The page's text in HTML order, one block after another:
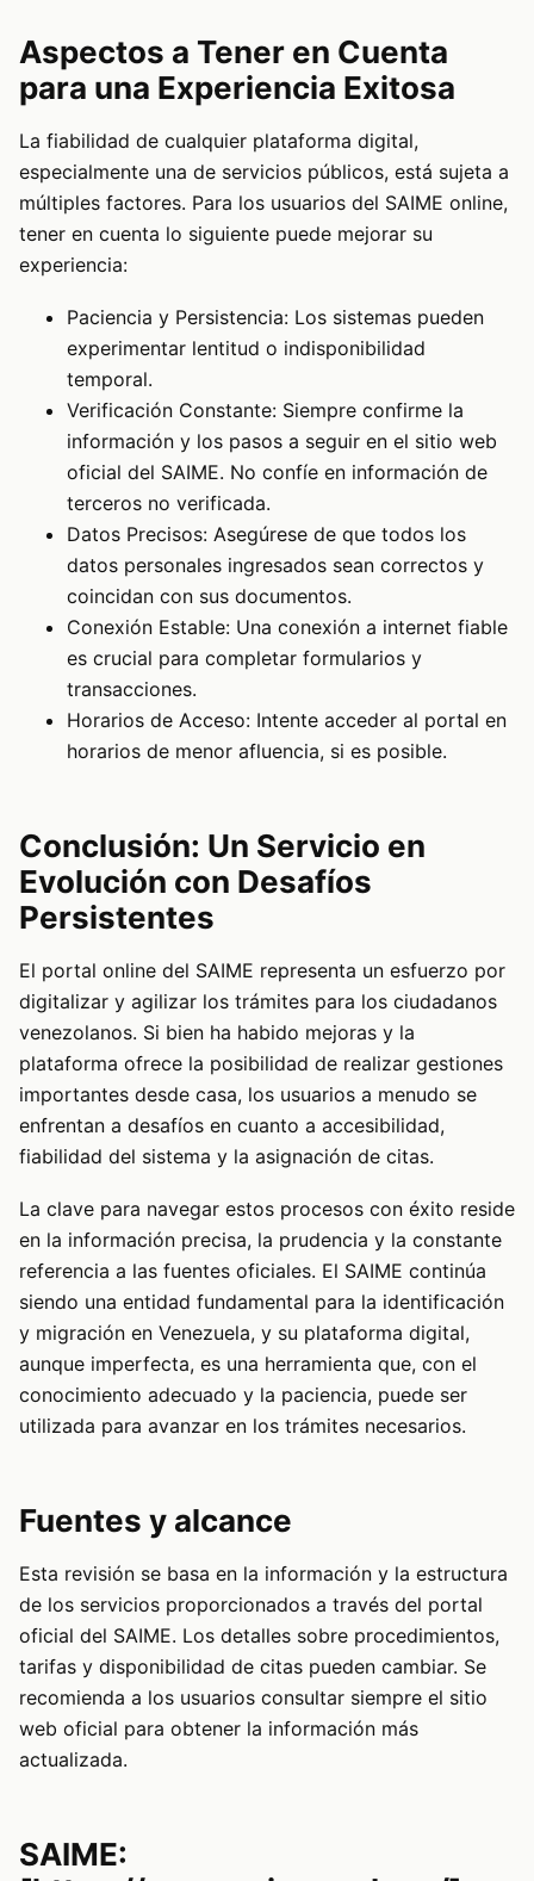
Aspectos a Tener en Cuenta
para una Experiencia Exitosa
La fiabilidad de cualquier plataforma digital,
especialmente una de servicios públicos, está sujeta a
múltiples factores. Para los usuarios del SAIME online,
tener en cuenta lo siguiente puede mejorar su
experiencia:
Paciencia y Persistencia: Los sistemas pueden
experimentar lentitud o indisponibilidad
temporal.
Verificación Constante: Siempre confirme la
información y los pasos a seguir en el sitio web
oficial del SAIME. No confíe en información de
terceros no verificada.
Datos Precisos: Asegúrese de que todos los
datos personales ingresados sean correctos y
coincidan con sus documentos.
Conexión Estable: Una conexión a internet fiable
es crucial para completar formularios y
transacciones.
Horarios de Acceso: Intente acceder al portal en
horarios de menor afluencia, si es posible.
Conclusión: Un Servicio en
Evolución con Desafíos
Persistentes
El portal online del SAIME representa un esfuerzo por
digitalizar y agilizar los trámites para los ciudadanos
venezolanos. Si bien ha habido mejoras y la
plataforma ofrece la posibilidad de realizar gestiones
importantes desde casa, los usuarios a menudo se
enfrentan a desafíos en cuanto a accesibilidad,
fiabilidad del sistema y la asignación de citas.
La clave para navegar estos procesos con éxito reside
en la información precisa, la prudencia y la constante
referencia a las fuentes oficiales. El SAIME continúa
siendo una entidad fundamental para la identificación
y migración en Venezuela, y su plataforma digital,
aunque imperfecta, es una herramienta que, con el
conocimiento adecuado y la paciencia, puede ser
utilizada para avanzar en los trámites necesarios.
Fuentes y alcance
Esta revisión se basa en la información y la estructura
de los servicios proporcionados a través del portal
oficial del SAIME. Los detalles sobre procedimientos,
tarifas y disponibilidad de citas pueden cambiar. Se
recomienda a los usuarios consultar siempre el sitio
web oficial para obtener la información más
actualizada.
SAIME: